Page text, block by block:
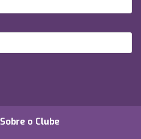
Sobre o Clube